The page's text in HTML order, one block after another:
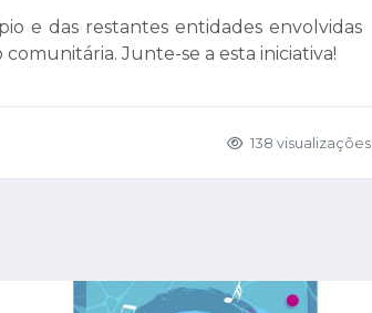
e das restantes entidades envolvidas
Junte-se a esta iniciativa!
138 visualizações